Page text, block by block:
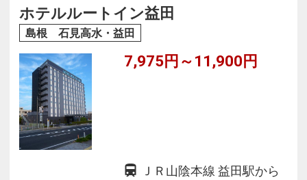
出雲大社の参道沿いにあるKararakoで、みなさ
まとの出会いを楽しみにお待ちしております。
ホテルルートイン益田
島根 石見高水・益田
7,975円～11,900円
ＪＲ山陰本線 益田駅から